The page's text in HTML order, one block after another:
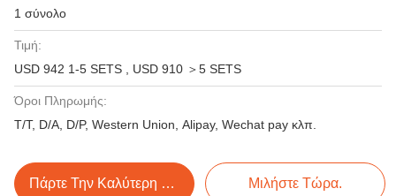
1 σύνολο
Τιμή:
USD 942 1-5 SETS , USD 910 ＞5 SETS
Όροι Πληρωμής:
T/T, D/A, D/P, Western Union, Alipay, Wechat pay κλπ.
Πάρτε Την Καλύτερη Τιμή Μιλήστε Τώρα.